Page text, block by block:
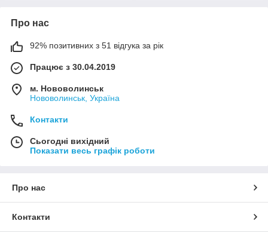
Про нас
92% позитивних з 51 відгука за рік
Працює з 30.04.2019
м. Нововолинськ
Нововолинськ, Україна
Контакти
Сьогодні вихідний
Показати весь графік роботи
Про нас
Контакти